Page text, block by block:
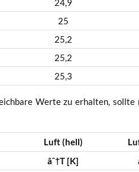
24,9
25
25,2
25,2
25,3
Wer­te zu erhal­ten, soll­te
Luft (hell)
âˆ†T [K]